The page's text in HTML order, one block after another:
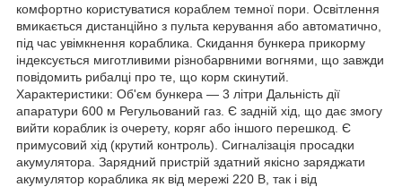
комфортно користуватися кораблем темної пори. Освітлення
вмикається дистанційно з пульта керування або автоматично,
під час увімкнення кораблика. Скидання бункера прикорму
індексується миготливими різнобарвними вогнями, що завжди
повідомить рибалці про те, що корм скинутий.
Характеристики: Об'єм бункера — 3 літри Дальність дії
апаратури 600 м Регульований газ. Є задній хід, що дає змогу
вийти кораблик із очерету, коряг або іншого перешкод. Є
примусовий хід (крутий контроль). Сигналізація просадки
акумулятора. Зарядний пристрій здатний якісно заряджати
акумулятор кораблика як від мережі 220 В, так і від